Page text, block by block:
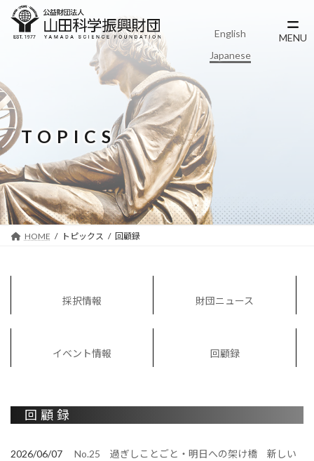
ス
キ
ッ
プ
ン
に
移
動
English
Japanese
TOPICS
HOME トピックス 回顧録
採択情報 財団ニュース
イベント情報 回顧録
回顧録
2026/06/07
No.25 過ぎしことごと・明日への架け橋 新しい
MENU